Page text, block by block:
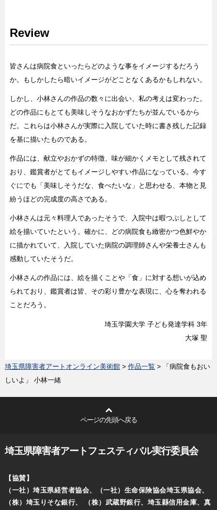
Review
皆さんは病院食といったらどのような事をイメージするだろう
か。もしかしたら暗いイメージがどことなくあるかもしれない。
しかし、小林さんの作品の数々に出会い、私の考えは変わった。
どの作品にもとても美味しそうなおかずたちが並んでいるから
だ。これらは小林さんが実際に入院していた時に書き残した記録
を基に描いたものである。
作品には、献立やおかずの特徴、味が細かくメモとして残されて
おり、鑑賞者がとてもイメージしやすい作品になっている。今す
ぐにでも「美味しそうだな、食べたいな」と思わせる、本物と見
紛うほどの完成度の高さである。
小林さんは元々料理人であったそうで、入院中は暇つぶしとして
絵を描いていたという。確かに、どの病院食も緻密かつ色鮮やか
に描かれていて、入院していた病院の調理師さんや栄養士さんも
感動していたそうだ。
小林さんの作品には、絵を描くことや「食」に対する想いが込め
られており、鑑賞者は皆、その彩り豊かな表現に、心を奪われる
ことだろう。
埼玉学園大学 子ども発達学科 3年
大塚 聖
埼玉県障害者アートオンライン美術館 > 作品一覧 > 「病院食もおい
しいよ」 小林一緒
ページの先頭へ戻る
埼玉県障害者アートフェスティバル実行委員会
【協賛】
（一社）埼玉県経営者協会、（一社）生命保険協会埼玉県協会、
（株）埼玉りそな銀行、
（株）武蔵野銀行、埼玉縣信用金庫、真